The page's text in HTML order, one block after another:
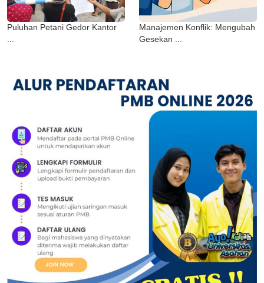
Puluhan Petani Gedor Kantor
Manajemen Konflik: Mengubah
Gesekan ...